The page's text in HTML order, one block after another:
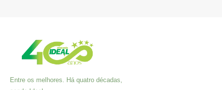
Entre os melhores. Há quatro décadas,